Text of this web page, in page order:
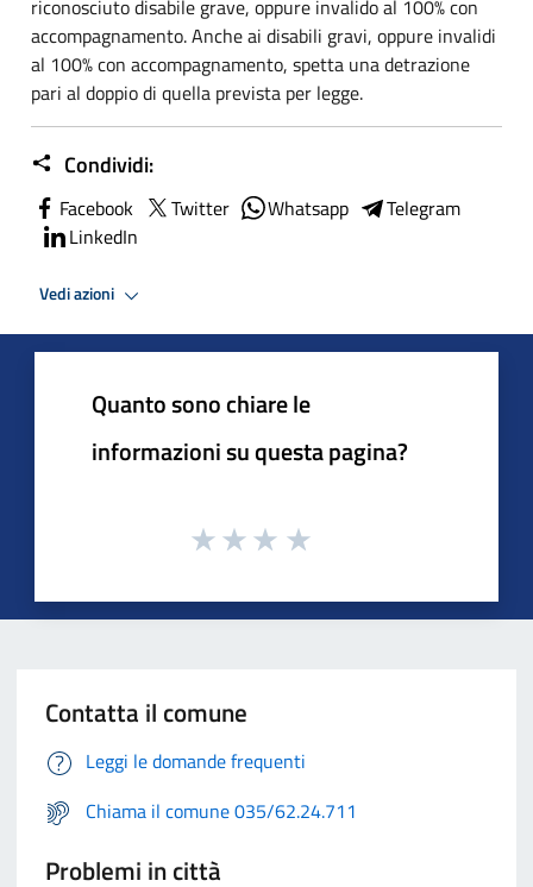
riconosciuto disabile grave, oppure invalido al 100% con
accompagnamento. Anche ai disabili gravi, oppure invalidi
al 100% con accompagnamento, spetta una detrazione
pari al doppio di quella prevista per legge.
Condividi:
Facebook Twitter Whatsapp
Telegram
LinkedIn
Vedi azioni
Quanto sono chiare le
informazioni su questa pagina?
Contatta il comune
Leggi le domande frequenti
Chiama il comune 035/62.24.711
Problemi in città